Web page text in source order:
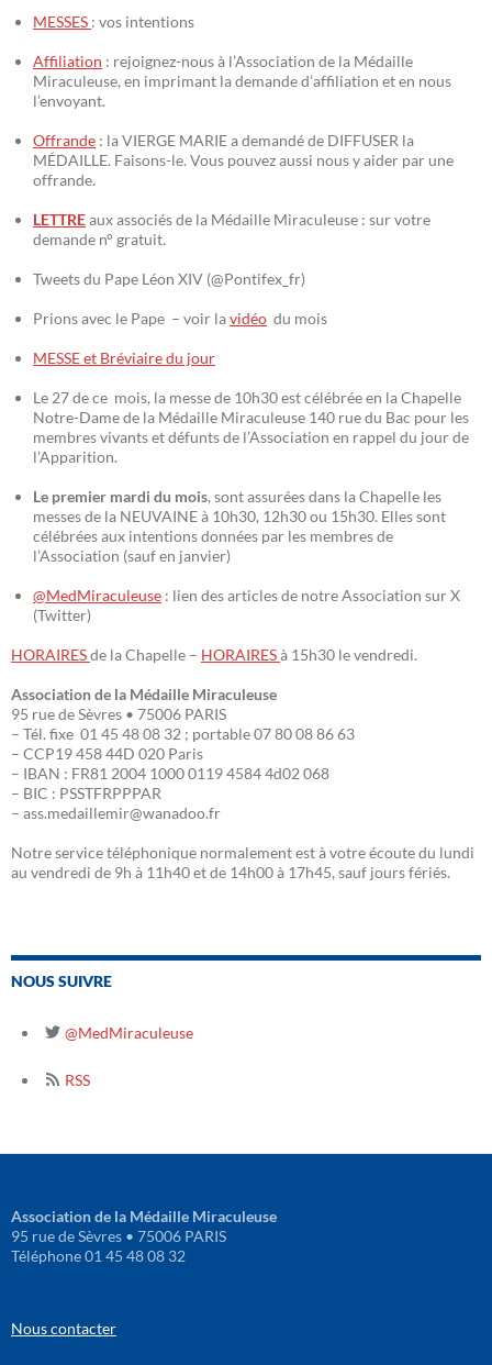
MESSES : vos intentions
Affiliation : rejoignez-nous à l’Association de la Médaille
Miraculeuse, en imprimant la demande d’affiliation et en nous
l’envoyant.
Offrande : la VIERGE MARIE a demandé de DIFFUSER la
MÉDAILLE. Faisons-le. Vous pouvez aussi nous y aider par une
offrande.
LETTREaux associés de la Médaille Miraculeuse : sur votre
demande n° gratuit.
Tweets du Pape Léon XIV (@Pontifex_fr)
Prions avec le Pape – voir lavidéo du mois
MESSE et Bréviaire du jour
Le 27 de ce mois, la messe de 10h30 est célébrée en la Chapelle
Notre-Dame de la Médaille Miraculeuse 140 rue du Bac pour les
membres vivants et défunts de l’Association en rappel du jour de
l’Apparition.
Le premier mardi du mois, sont assurées dans la Chapelle les
messes de la NEUVAINE à 10h30, 12h30 ou 15h30. Elles sont
célébrées aux intentions données par les membres de
l’Association (sauf en janvier)
@MedMiraculeuse : lien des articles de notre Association sur X
(Twitter)
HORAIRESde la Chapelle – HORAIRESà 15h30 le vendredi.
Association de la Médaille Miraculeuse
95 rue de Sèvres • 75006 PARIS
– Tél. fixe 01 45 48 08 32 ; portable 07 80 08 86 63
– CCP19 458 44D 020 Paris
– IBAN : FR81 2004 1000 0119 4584 4d02 068
– BIC : PSSTFRPPPAR
– ass.medaillemir@wanadoo.fr
Notre service téléphonique normalement est à votre écoute du lundi
au vendredi de 9h à 11h40 et de 14h00 à 17h45, sauf jours fériés.
NOUS SUIVRE
@MedMiraculeuse
RSS
Association de la Médaille Miraculeuse
95 rue de Sèvres • 75006 PARIS
Téléphone 01 45 48 08 32
Nous contacter